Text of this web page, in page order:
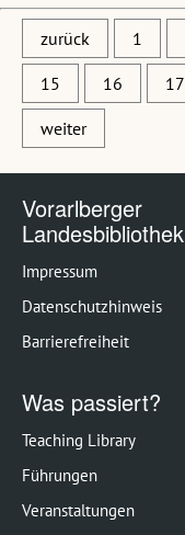
zurück 1
15 16 17
weiter
Vorarlberger
Landesbibliothek
Impressum
Datenschutzhinweis
Barrierefreiheit
Was passiert?
Teaching Library
Führungen
Veranstaltungen